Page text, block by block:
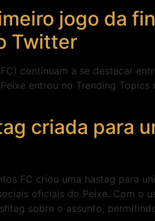
jogo da
Twitter
continuam a se destacar
entrou no Trending
criada para
FC criou uma hastag para
oficiais do Peixe. Com
sobre o assunto,